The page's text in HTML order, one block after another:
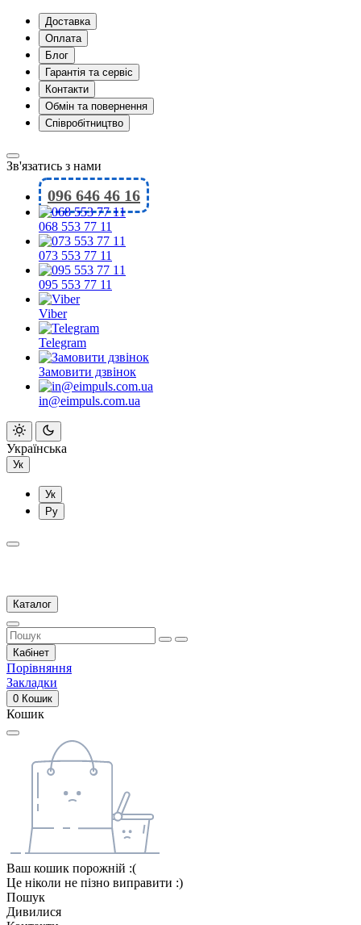
Доставка
Оплата
Блог
Гарантія та сервіс
Контакти
Обмін та повернення
Співробітництво
Зв'язатись з нами
096 646 46 16
068 553 77 11
073 553 77 11
095 553 77 11
Viber
Telegram
Замовити дзвінок
in@eimpuls.com.ua
Українська
Ук
Ук
Ру
Каталог
Кабінет
Порівняння
Закладки
0 Кошик
Кошик
Ваш кошик порожній :(
Це ніколи не пізно виправити :)
Пошук
Дивилися